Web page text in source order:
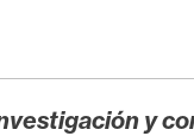
y